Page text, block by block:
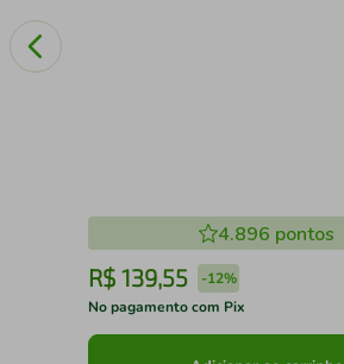
4.896 pontos
R$ 139,55 -12%
No pagamento com Pix